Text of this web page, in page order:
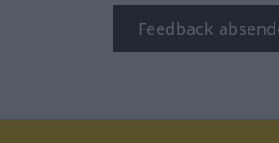
Feedback